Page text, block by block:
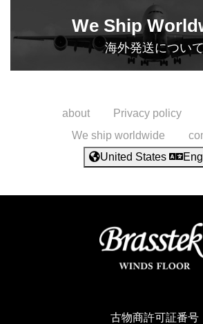
We Ship
海外発送につい
about Privacy policy
We ship worldwide
United States
古物商許可証番号